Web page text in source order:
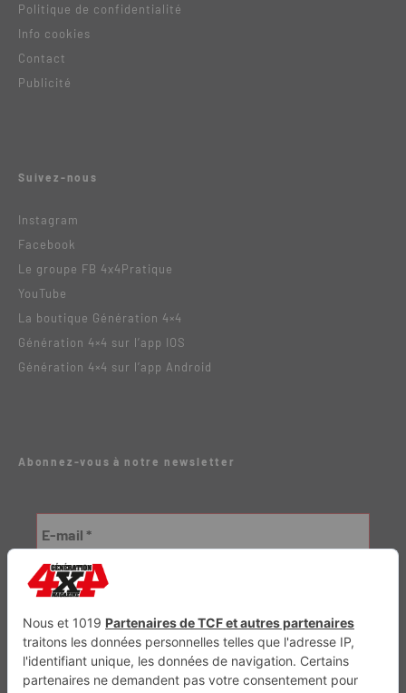
Politique de confidentialité
Info cookies
Contact
Publicité
Suivez-nous
Instagram
Facebook
Le groupe FB 4x4Pratique
YouTube
La boutique Génération 4×4
Génération 4×4 sur l’app IOS
Génération 4×4 sur l’app Android
Abonnez-vous à notre newsletter